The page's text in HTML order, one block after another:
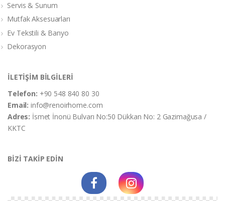
Servis & Sunum
Mutfak Aksesuarları
Ev Tekstili & Banyo
Dekorasyon
İLETİŞİM BİLGİLERİ
Telefon: +90 548 840 80 30
Email:info@renoirhome.com
Adres: İsmet İnonü Bulvarı No:50 Dükkan No: 2 Gazimağusa /
KKTC
BİZİ TAKİP EDİN